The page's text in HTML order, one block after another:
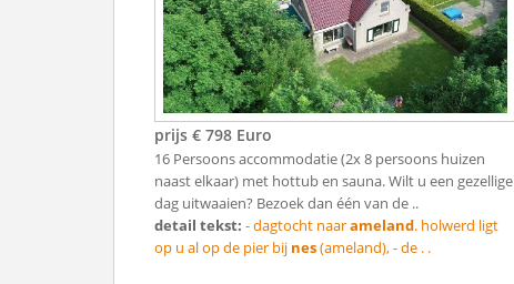
prijs € 798 Euro
16 Persoons accommodatie (2x 8 persoons huizen
naast elkaar) met hottub en sauna. Wilt u een gezellige
dag uitwaaien? Bezoek dan één van de ..
detail tekst: - dagtocht naarameland. holwerd ligt
op u al op de pier bij nes(ameland), - de . .